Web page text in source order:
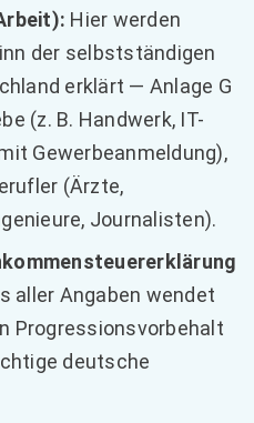
Hier werden
der selbstständigen
erklärt — Anlage G
(z. B. Handwerk, IT-
Gewerbeanmeldung),
(Ärzte,
Journalisten).
aller Angaben wendet
Progressionsvorbehalt
deutsche